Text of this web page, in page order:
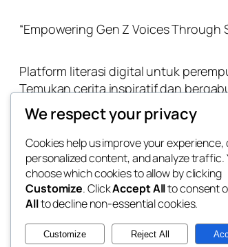
“Empowering Gen Z Voices Through
Platform literasi digital untuk
Temukan cerita inspiratif dan
komunitas pembaca dan penulis
We respect your privacy
Cookies help us improve your experience,
personalized content, and analyze traffic.
choose which cookies to allow by clicking
Customize. ClickAccept Allto consent
Allto decline non-essential cookies.
Customize Reject All